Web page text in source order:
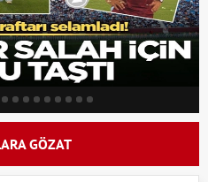
GÖZAT